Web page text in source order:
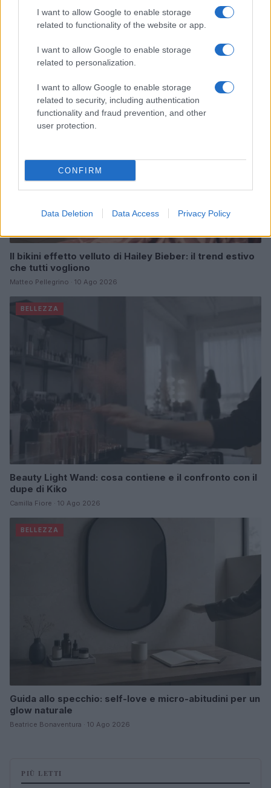
I want to allow Google to enable storage
related to functionality of the website or app.
I want to allow Google to enable storage
related to personalization.
I want to allow Google to enable storage
related to security, including authentication
functionality and fraud prevention, and other
user protection.
CONFIRM
Data Deletion Data Access Privacy Policy
Continua a leggere
BELLEZZA
Il bikini effetto velluto di Hailey Bieber: il trend estivo
che tutti vogliono
Matteo Pellegrino · 10 Ago 2026
BELLEZZA
Beauty Light Wand: cosa contiene e il confronto con il
dupe di Kiko
Camilla Fiore · 10 Ago 2026
BELLEZZA
Guida allo specchio: self-love e micro-abitudini per un
glow naturale
Beatrice Bonaventura · 10 Ago 2026
PIÙ LETTI